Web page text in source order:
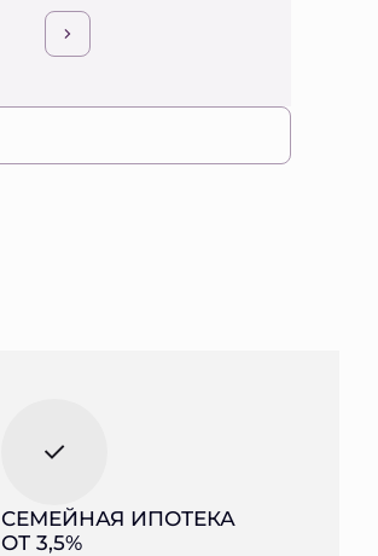
СЕМЕЙНАЯ ИПОТЕКА
ОТ 3,5%